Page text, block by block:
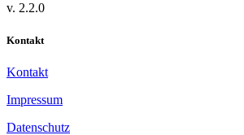
v. 2.2.0
Kontakt
Kontakt
Impressum
Datenschutz